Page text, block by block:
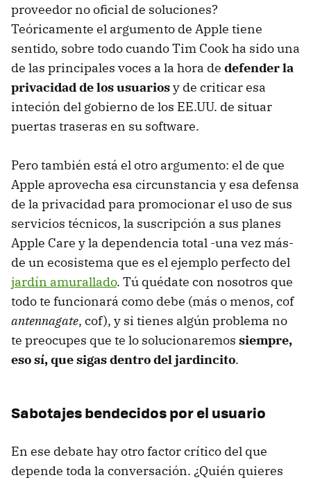
proveedor no oficial de soluciones?
Teóricamente el argumento de Apple tiene
sentido, sobre todo cuando Tim Cook ha sido una
de las principales voces a la hora de defender la
privacidad de los usuariosy de criticar esa
inteción del gobierno de los EE.UU. de situar
puertas traseras en su software.
Pero también está el otro argumento: el de que
Apple aprovecha esa circunstancia y esa defensa
de la privacidad para promocionar el uso de sus
servicios técnicos, la suscripción a sus planes
Apple Care y la dependencia total -una vez más-
de un ecosistema que es el ejemplo perfecto del
jardín amurallado. Tú quédate con nosotros que
todo te funcionará como debe (más o menos, cof
antennagate, cof), y si tienes algún problema no
te preocupes que te lo solucionaremos siempre,
eso sí, que sigas dentro del jardincito.
Sabotajes bendecidos por el usuario
En ese debate hay otro factor crítico del que
depende toda la conversación. ¿Quién quieres